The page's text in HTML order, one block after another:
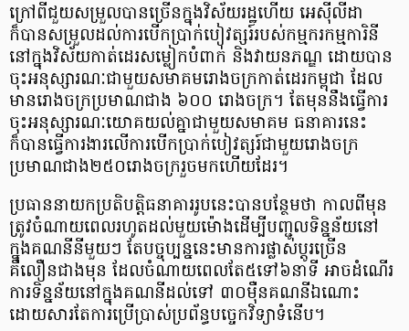
ក្រៅពីជួយ​សម្រួលបាន​ច្រើន​ក្នុង​វិស័យរដ្ឋហើយ អេស៊ីលីដា
ក៏បាន​សម្រួល​ដល់ការ​បើកប្រាក់​បៀវត្សរ៍​​របស់កម្មករ​កម្មការិនី​
នៅក្នុង​វិស័យ​កាត់ដេរ​សម្លៀក​បំពាក់ និងវាយ​នភណ្ឌ ដោយបាន​
ចុះអនុស្សារណៈ​ជាមួយសមាគម​រោងចក្រ​កាត់ដេរ​កម្ពុជា ដែល
មាន​រោងចក្រ​ប្រមាណ​ជាង ៦០០ រោងចក្រ។ តែមុន​នឹងធ្វើការ​
ចុះអនុស្សារណៈ​យោគយល់​គ្នា​ជាមួយ​សមាគម ធនាគារនេះ
ក៏បាន​ធ្វើការងារ​លើការ​បើកប្រាក់​បៀវត្សរ៍​ជាមួយរោងចក្រ​
ប្រមាណជាង​២៥០​រោងចក្រ​រួចមក​ហើយដែរ។
ប្រធាន​នាយក​ប្រតិបត្តិ​ធនាគារ​រូបនេះបាន​បន្ថែមថា កាលពីមុន​
ត្រូវចំណាយ​ពេលរហូត​ដល់មួយ​ម៉ោង​ដើម្បី​បញ្ជូល​ទិន្នន័យ​នៅ
ក្នុង​គណនី​នីមួយៗ តែបច្ចុប្បន្ន​នេះមានការ​ផ្លាស់ប្តូរ​ច្រើន
គឺលឿន​ជាងមុន ដែលចំណាយ​ពេល​តែ​៥ទៅ៦នាទី អាចដំណើរ
ការ​ទិន្នន័យ​នៅក្នុងគណនី​ដល់ទៅ ៣០ម៉ឺន​គណនីឯ​ណោះ
ដោយសារតែ​ការប្រើប្រាស់​ប្រព័ន្ធ​បច្ចេកវិទ្យា​ទំនើប។